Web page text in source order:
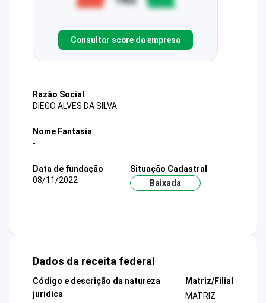
Consultar score da empresa
Razão Social
DIEGO ALVES DA SILVA
Nome Fantasia
-
Data de fundação
08/11/2022
Situação Cadastral
Baixada
Dados da receita federal
Código e descrição da natureza
jurídica
Matriz/Filial
MATRIZ